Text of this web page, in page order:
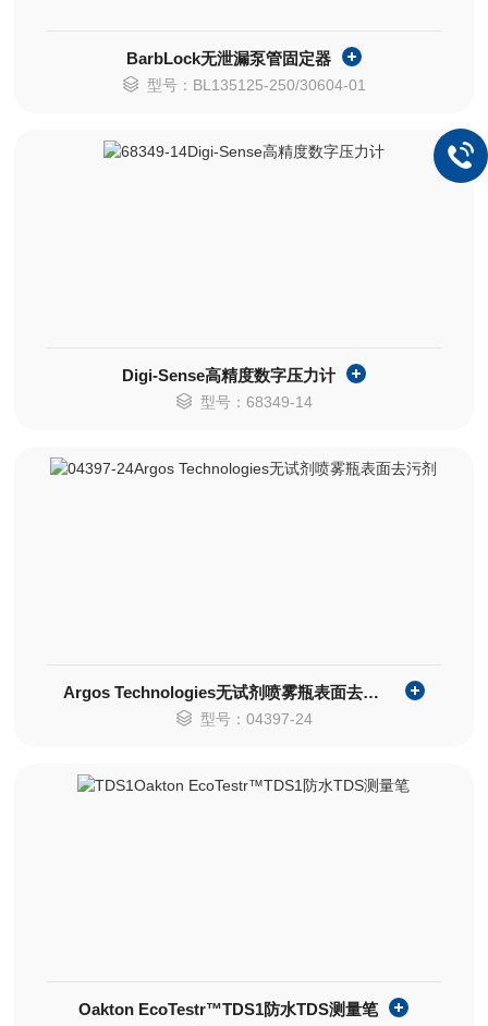
BarbLock无泄漏泵管固定器
型号：BL135125-250/30604-01
Digi-Sense高精度数字压力计
型号：68349-14
Argos Technologies无试剂喷雾瓶表面去污剂
型号：04397-24
Oakton EcoTestr™TDS1防水TDS测量笔